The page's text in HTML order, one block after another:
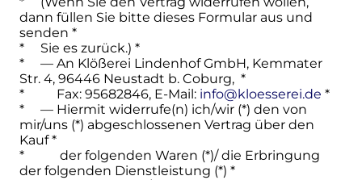
dann füllen Sie bitte dieses Formular aus und
senden *
* Sie es zurück.) *
* — An Klößerei Lindenhof GmbH, Kemmater
Str. 4, 96446 Neustadt b. Coburg, *
* Fax: 95682846, E-Mail: info@kloesserei.de *
* — Hiermit widerrufe(n) ich/wir (*) den von
mir/uns (*) abgeschlossenen Vertrag über den
Kauf *
* der folgenden Waren (*)/ die Erbringung
der folgenden Dienstleistung (*) *